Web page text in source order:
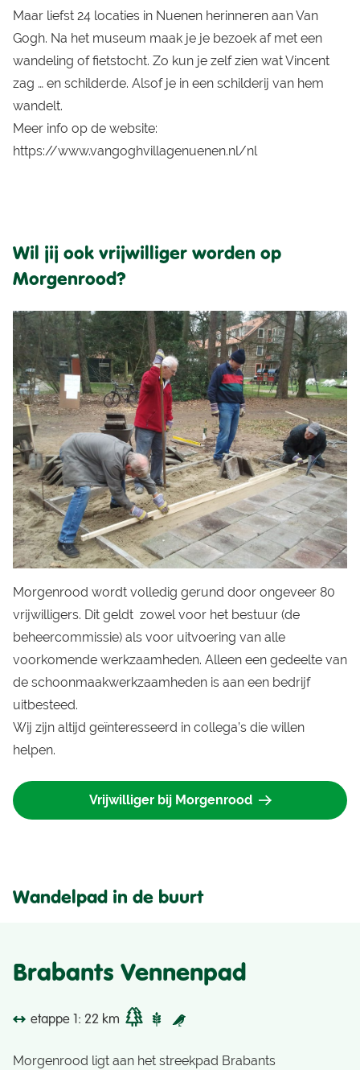
Maar liefst 24 locaties in Nuenen herinneren aan Van
Gogh. Na het museum maak je je bezoek af met een
wandeling of fietstocht. Zo kun je zelf zien wat Vincent
zag … en schilderde. Alsof je in een schilderij van hem
wandelt.
Meer info op de website:
https://www.vangoghvillagenuenen.nl/nl
Wil jij ook vrijwilliger worden op
Morgenrood?
Morgenrood wordt volledig gerund door ongeveer 80
vrijwilligers. Dit geldt zowel voor het bestuur (de
beheercommissie) als voor uitvoering van alle
voorkomende werkzaamheden. Alleen een gedeelte van
de schoonmaakwerkzaamheden is aan een bedrijf
uitbesteed.
Wij zijn altijd geïnteresseerd in collega’s die willen
helpen.
Vrijwilliger bij Morgenrood
Wandelpad in de buurt
Brabants Vennenpad
etappe 1: 22 km
Morgenrood ligt aan het streekpad Brabants